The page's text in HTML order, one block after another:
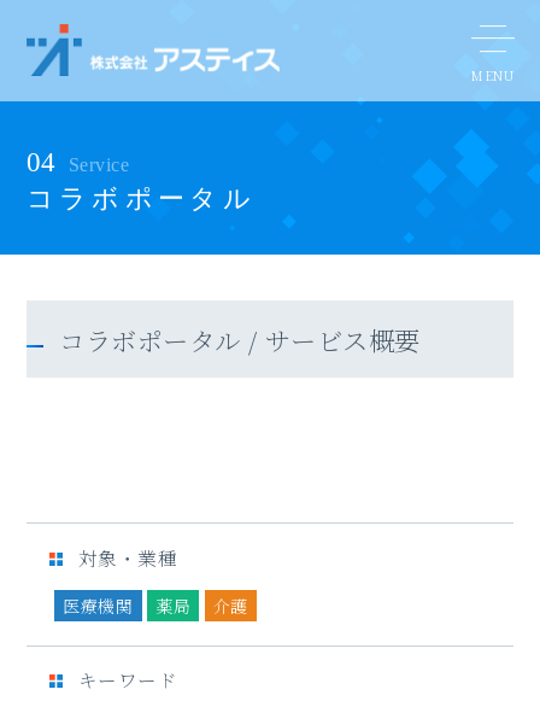
04 Service
コラボポータル
コラボポータル / サービス概要
対象・業種
医療機関 薬局 介護
キーワード